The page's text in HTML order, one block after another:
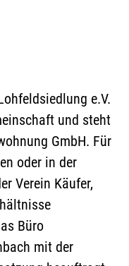
e.V.
und steht
GmbH. Für
oder in der
Verein Käufer,
Büro
mit der